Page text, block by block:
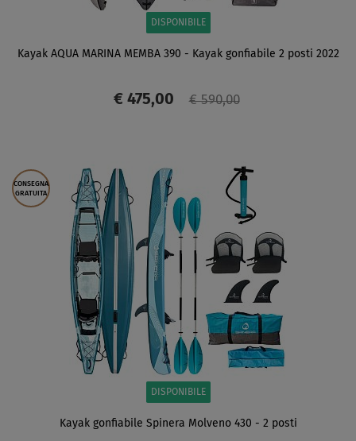
DISPONIBILE
Kayak AQUA MARINA MEMBA 390 - Kayak gonfiabile 2 posti 2022
€ 475,00 € 590,00
CONSEGNA
GRATUITA
DISPONIBILE
Kayak gonfiabile Spinera Molveno 430 - 2 posti